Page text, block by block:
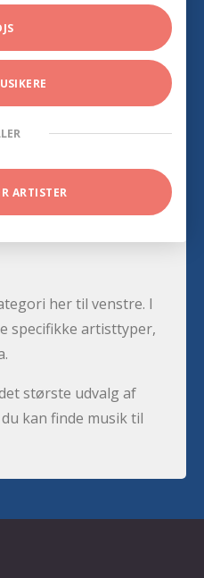
ARTISTER
her til venstre. I
specifikke artisttyper,
største udvalg af
kan finde musik til